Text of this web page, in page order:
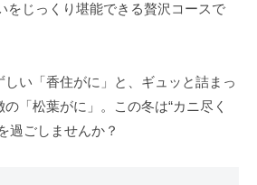
をじっくり堪能できる贅沢コースで
い「香住がに」と、ギュッと詰まっ
「松葉がに」。この冬は“カニ尽く
過ごしませんか？